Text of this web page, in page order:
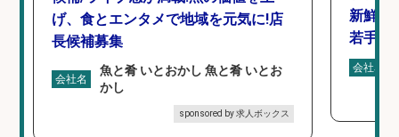
げ、食とエンタメで地域を元気に!店
長候補募集
会社名
魚と肴 いとおかし 魚と肴 いとお
かし
sponsored by 求人ボックス
新鮮な
若手ス
会社名